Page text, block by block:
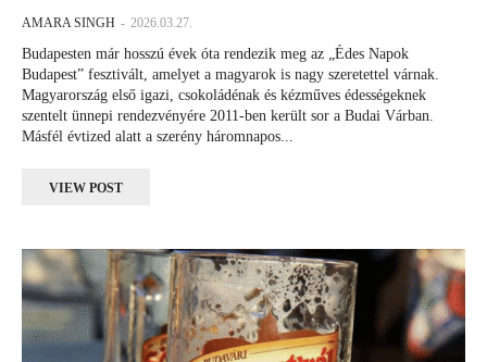
AMARA SINGH - 2026.03.27.
Budapesten már hosszú évek óta rendezik meg az „Édes Napok
Budapest” fesztivált, amelyet a magyarok is nagy szeretettel várnak.
Magyarország első igazi, csokoládénak és kézműves édességeknek
szentelt ünnepi rendezvényére 2011-ben került sor a Budai Várban.
Másfél évtized alatt a szerény háromnapos...
VIEW POST